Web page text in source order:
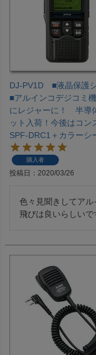
DJ-PV1D ■液晶保護
■アルインコデジコミ
にレジャーに！ 半導
ット入荷！今後はコン
SPF-DRC1＋カラーシ
購入者
投稿日 2020/03/26
色々見聞きしてア
飛びは良いらしいで